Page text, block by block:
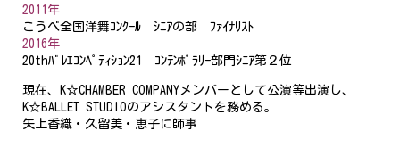
2011年
こうべ全国洋舞ｺﾝｸｰﾙ ｼﾆｱの部 ﾌｧｲﾅﾘｽﾄ
2016年
20thﾊﾞﾚｴｺﾝﾍﾟﾃｨｼｮﾝ21 ｺﾝﾃﾝﾎﾟﾗﾘｰ部門ｼﾆｱ第２位
現在、K☆CHAMBER COMPANYメンバーとして公演等出演し、
K☆BALLET STUDIOのアシスタントを務める。
矢上香織・久留美・恵子に師事